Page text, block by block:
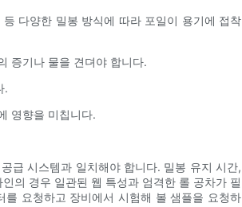
다양한 밀봉 방식에 따라 포일이 용기에 접착
증기나 물을 견뎌야 합니다.
.
영향을 미칩니다.
급 시스템과 일치해야 합니다. 밀봉 유지 시간,
의 경우 일관된 웹 특성과 엄격한 롤 공차가 필
요청하고 장비에서 시험해 볼 샘플을 요청하